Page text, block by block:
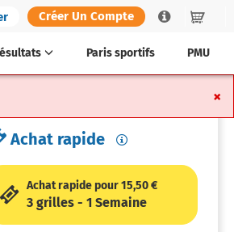
Créer Un Compte Help
Paris sportifs PMU
×
Achat rapide
Achat rapide pour 15,50 €
3 grilles - 1 Semaine